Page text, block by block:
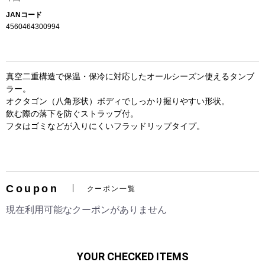
お買い物を続ける カートへ進む
JANコード
4560464300994
真空二重構造で保温・保冷に対応したオールシーズン使えるタンブ
ラー。
オクタゴン（八角形状）ボディでしっかり握りやすい形状。
飲む際の落下を防ぐストラップ付。
フタはゴミなどが入りにくいフラッドリップタイプ。
Coupon クーポン一覧
現在利用可能なクーポンがありません
YOUR CHECKED ITEMS